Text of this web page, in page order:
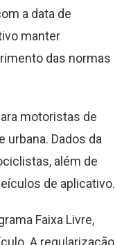
a data de
manter
das normas
motoristas de
Dados da
além de
de aplicativo.
Faixa Livre,
A regularização